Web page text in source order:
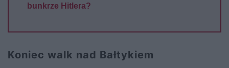
bunkrze Hitlera?
Koniec walk nad Bałtykiem